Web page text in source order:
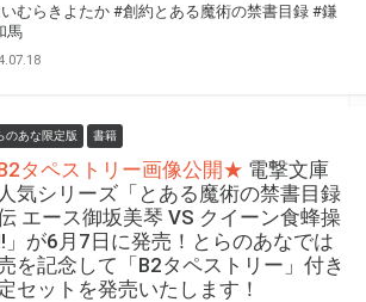
むらきよたか #創約とある魔術の禁書目録 #鎌
馬
のあな限定版 書籍
タペストリー画像公開★ 電撃文庫
気シリーズ「とある魔術の禁書目録
エース御坂美琴 VS クイーン食蜂操
」が6月7日に発売！とらのあなでは
を記念して「B2タペストリー」付き
セットを発売いたします！